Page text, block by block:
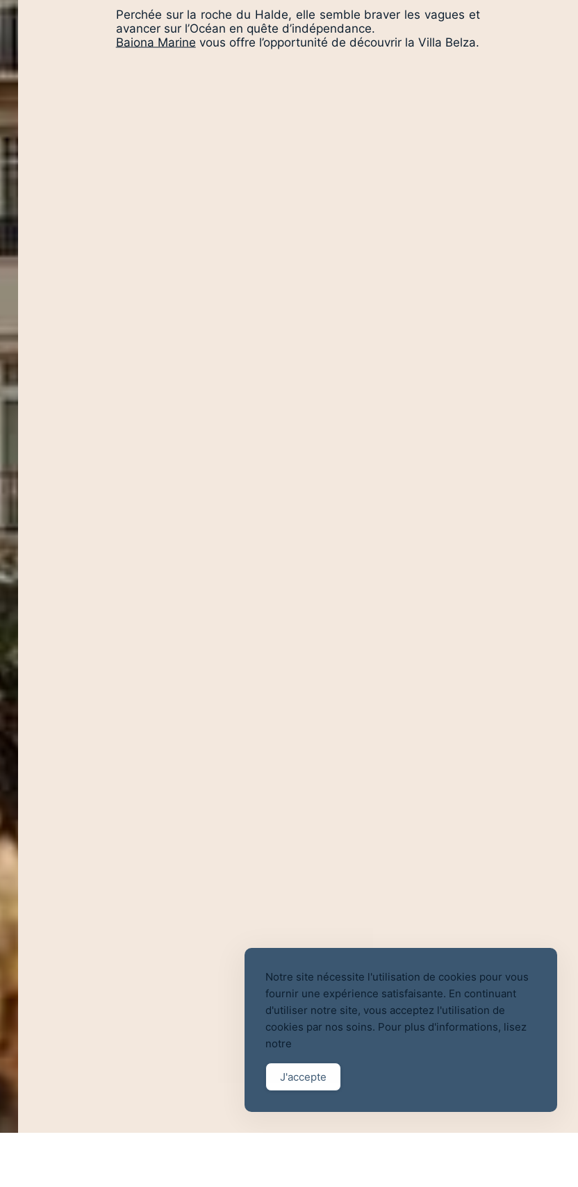
Perchée sur la roche du Halde, elle semble braver les vagues et
avancer sur l’Océan en quête d’indépendance.
Baiona Marine vous offre l’opportunité de découvrir la Villa Belza.
Notre site nécessite l'utilisation de cookies pour vous
fournir une expérience satisfaisante. En continuant
d'utiliser notre site, vous acceptez l'utilisation de
cookies par nos soins. Pour plus d'informations, lisez
notre
J'accepte